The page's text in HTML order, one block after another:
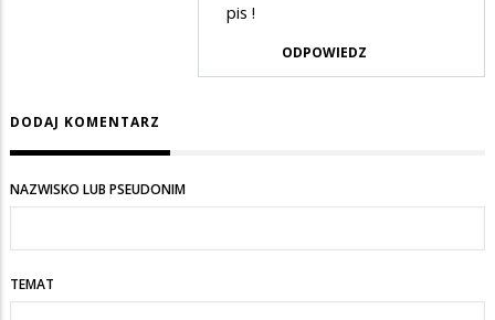
pis !
ODPOWIEDZ
DODAJ KOMENTARZ
NAZWISKO LUB PSEUDONIM
TEMAT